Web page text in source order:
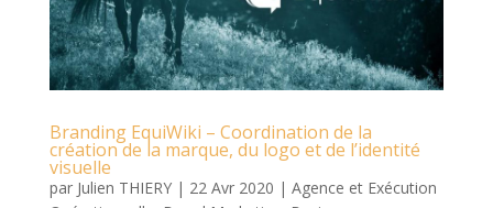
Branding EquiWiki – Coordination de la
création de la marque, du logo et de l’identité
visuelle
par Julien THIERY| 22 Avr 2020 | Agence et Exécution